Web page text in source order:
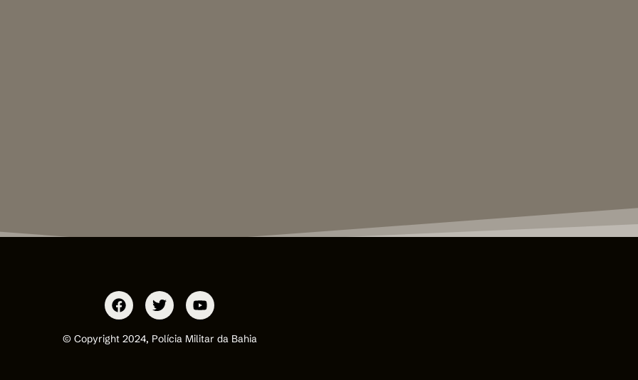
© Copyright 2024, Polícia Militar da Bahia